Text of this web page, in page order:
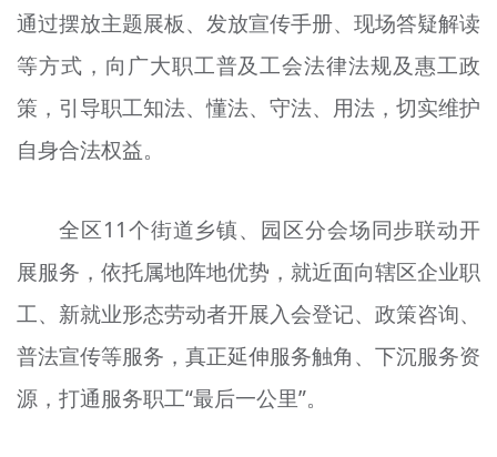
通过摆放主题展板、发放宣传手册、现场答疑解读
等方式，向广大职工普及工会法律法规及惠工政
策，引导职工知法、懂法、守法、用法，切实维护
自身合法权益。
全区11个街道乡镇、园区分会场同步联动开
展服务，依托属地阵地优势，就近面向辖区企业职
工、新就业形态劳动者开展入会登记、政策咨询、
普法宣传等服务，真正延伸服务触角、下沉服务资
源，打通服务职工“最后一公里”。